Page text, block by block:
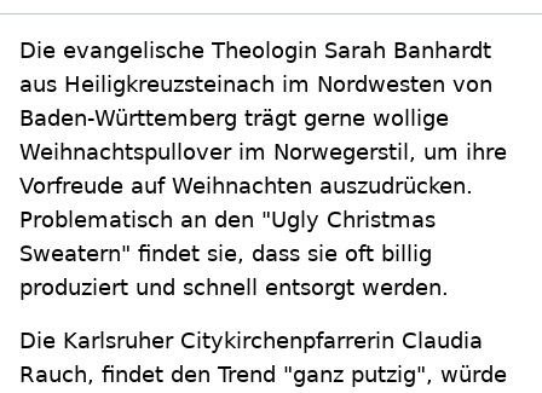
Die evangelische Theologin Sarah Banhardt
aus Heiligkreuzsteinach im Nordwesten von
Baden-Württemberg trägt gerne wollige
Weihnachtspullover im Norwegerstil, um ihre
Vorfreude auf Weihnachten auszudrücken.
Problematisch an den "Ugly Christmas
Sweatern" findet sie, dass sie oft billig
produziert und schnell entsorgt werden.
Die Karlsruher Citykirchenpfarrerin Claudia
Rauch, findet den Trend "ganz putzig", würde